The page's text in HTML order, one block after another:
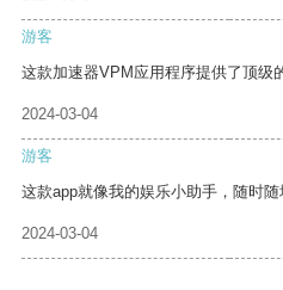
游客
这款加速器VPM应用程序提供了顶级
2024-03-04
游客
这款app就像我的娱乐小助手，随时随
2024-03-04